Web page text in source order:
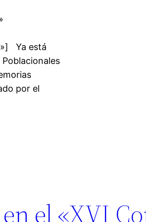
Ya está
por el
el «XVI